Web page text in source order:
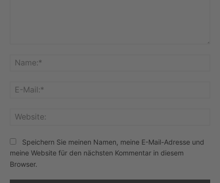
Speichern Sie meinen Namen, meine E-Mail-Adresse und
meine Website für den nächsten Kommentar in diesem
Browser.